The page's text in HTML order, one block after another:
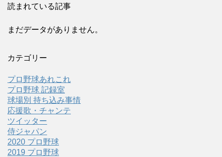
読まれている記事
まだデータがありません。
カテゴリー
プロ野球あれこれ
プロ野球 記録室
球場別 持ち込み事情
応援歌・チャンテ
ツイッター
侍ジャパン
2020 プロ野球
2019 プロ野球